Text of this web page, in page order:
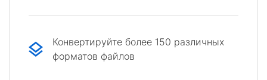
Конвертируйте более 150 различных
форматов файлов